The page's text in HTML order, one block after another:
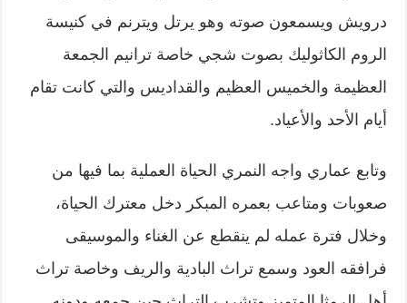
درويش ويسمعون صوته وهو يرتل ويترنم في كنيسة
الروم الكاثوليك بصوت شجي خاصة ترانيم الجمعة
العظيمة والخميس العظيم والقداديس والتي كانت تقام
أيام الأحد والأعياد.
وتابع عماري واجه النمري الحياة العملية بما فيها من
صعوبات ومتاعب بعمره المبكر دخل معترك الحياة،
وخلال فترة عمله لم ينقطع عن الغناء والموسيقى
فرافقه العود وسمع تراث البادية والريف وخاصة تراث